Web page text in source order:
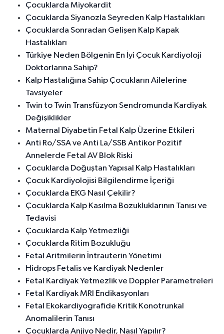
Çocuklarda Miyokardit
Çocuklarda Siyanozla Seyreden Kalp Hastalıkları
Çocuklarda Sonradan Gelişen Kalp Kapak
Hastalıkları
Türkiye Neden Bölgenin En İyi Çocuk Kardiyoloji
Doktorlarına Sahip?
Kalp Hastalığına Sahip Çocukların Ailelerine
Tavsiyeler
Twin to Twin Transfüzyon Sendromunda Kardiyak
Değişiklikler
Maternal Diyabetin Fetal Kalp Üzerine Etkileri
Anti Ro/SSA ve Anti La/SSB Antikor Pozitif
Annelerde Fetal AV Blok Riski
Çocuklarda Doğuştan Yapısal Kalp Hastalıkları
Çocuk Kardiyolojisi Bilgilendirme İçeriği
Çocuklarda EKG Nasıl Çekilir?
Çocuklarda Kalp Kasılma Bozukluklarının Tanısı ve
Tedavisi
Çocuklarda Kalp Yetmezliği
Çocuklarda Ritim Bozukluğu
Fetal Aritmilerin İntrauterin Yönetimi
Hidrops Fetalis ve Kardiyak Nedenler
Fetal Kardiyak Yetmezlik ve Doppler Parametreleri
Fetal Kardiyak MRI Endikasyonları
Fetal Ekokardiyografide Kritik Konotrunkal
Anomalilerin Tanısı
Çocuklarda Anjiyo Nedir, Nasıl Yapılır?